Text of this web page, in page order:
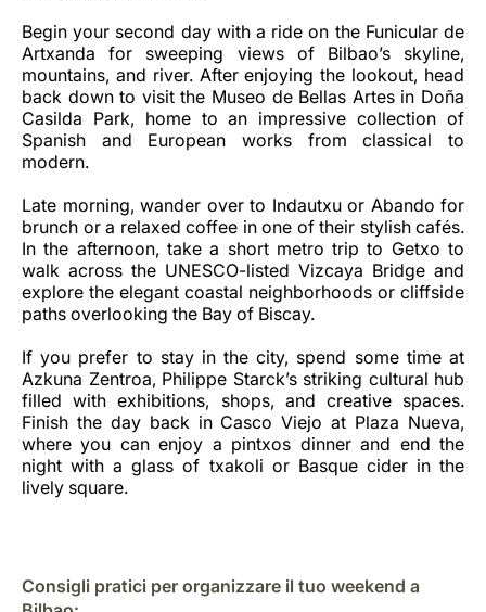
Begin your second day with a ride on the Funicular de
Artxanda for sweeping views of Bilbao’s skyline,
mountains, and river. After enjoying the lookout, head
back down to visit the Museo de Bellas Artes in Doña
Casilda Park, home to an impressive collection of
Spanish and European works from classical to
modern.
Late morning, wander over to Indautxu or Abando for
brunch or a relaxed coffee in one of their stylish cafés.
In the afternoon, take a short metro trip to Getxo to
walk across the UNESCO-listed Vizcaya Bridge and
explore the elegant coastal neighborhoods or cliffside
paths overlooking the Bay of Biscay.
If you prefer to stay in the city, spend some time at
Azkuna Zentroa, Philippe Starck’s striking cultural hub
filled with exhibitions, shops, and creative spaces.
Finish the day back in Casco Viejo at Plaza Nueva,
where you can enjoy a pintxos dinner and end the
night with a glass of txakoli or Basque cider in the
lively square.
Consigli pratici per organizzare il tuo weekend a